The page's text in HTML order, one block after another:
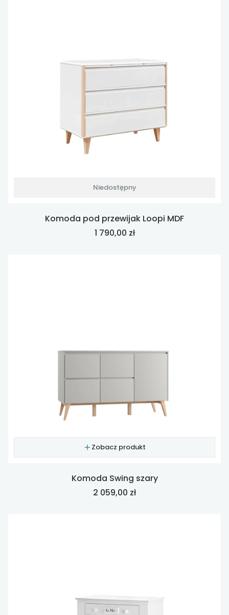
Niedostępny
Komoda pod przewijak Loopi MDF
Cena
1 790,00 zł
Zobacz produkt
Komoda Swing szary
Cena
2 059,00 zł